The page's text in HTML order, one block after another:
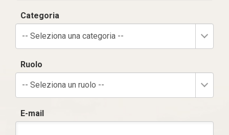
Categoria
-- Seleziona una categoria --
Ruolo
-- Seleziona un ruolo --
E-mail